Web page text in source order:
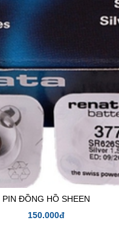
PIN ĐỒNG HỒ SHEEN
150.000đ